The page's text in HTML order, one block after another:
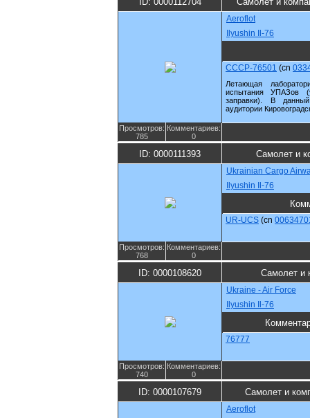
Aeroflot
Ilyushin Il-76
CCCP-76501 (cn
Летающая
испытания УПАЗов
заправки). В
аудитории
Просмотров:
785
Комментариев:
0
ID: 0000111393 Самолет и
Ukrainian Cargo
Ilyushin Il-76
UR-UCS (cn
Просмотров:
768
Комментариев:
0
ID: 0000108620 Самолет и
Ukraine - Air Force
Ilyushin Il-76
76777
Просмотров:
740
Комментариев:
0
ID: 0000107679 Самолет и
Aeroflot